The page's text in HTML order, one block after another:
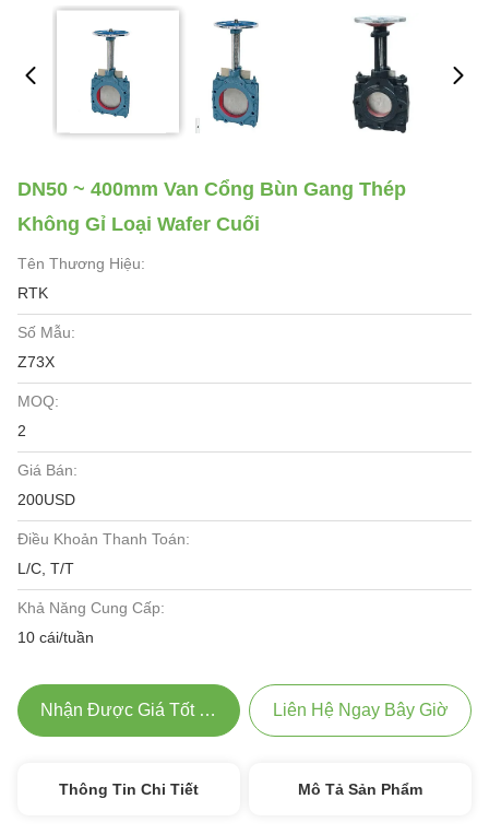
DN50 ~ 400mm Van Cổng Bùn Gang Thép
Không Gỉ Loại Wafer Cuối
Tên Thương Hiệu:
RTK
Số Mẫu:
Z73X
MOQ:
2
Giá Bán:
200USD
Điều Khoản Thanh Toán:
L/C, T/T
Khả Năng Cung Cấp:
10 cái/tuần
Nhận Được Giá Tốt Nhất Liên Hệ Ngay Bây Giờ
Thông Tin Chi Tiết Mô Tả Sản Phẩm